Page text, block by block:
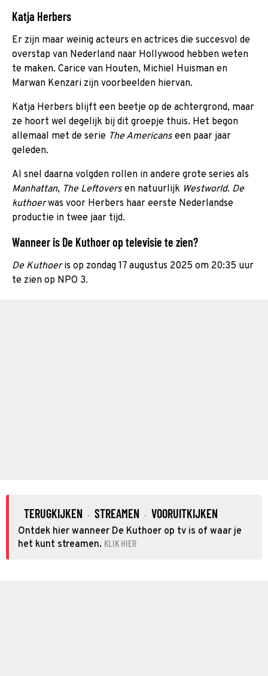
Katja Herbers
Er zijn maar weinig acteurs en actrices die succesvol de
overstap van Nederland naar Hollywood hebben weten
te maken. Carice van Houten, Michiel Huisman en
Marwan Kenzari zijn voorbeelden hiervan.
Katja Herbers blijft een beetje op de achtergrond, maar
ze hoort wel degelijk bij dit groepje thuis. Het begon
allemaal met de serie The Americans een paar jaar
geleden.
Al snel daarna volgden rollen in andere grote series als
Manhattan, The Leftovers en natuurlijk Westworld. De
kuthoerwas voor Herbers haar eerste Nederlandse
productie in twee jaar tijd.
Wanneer is De Kuthoer op televisie te zien?
De Kuthoeris op zondag 17 augustus 2025 om 20:35 uur
te zien op NPO 3.
TERUGKIJKEN · STREAMEN · VOORUITKIJKEN
Ontdek hier wanneer De Kuthoer op tv is of waar je
het kunt streamen. KLIK HIER